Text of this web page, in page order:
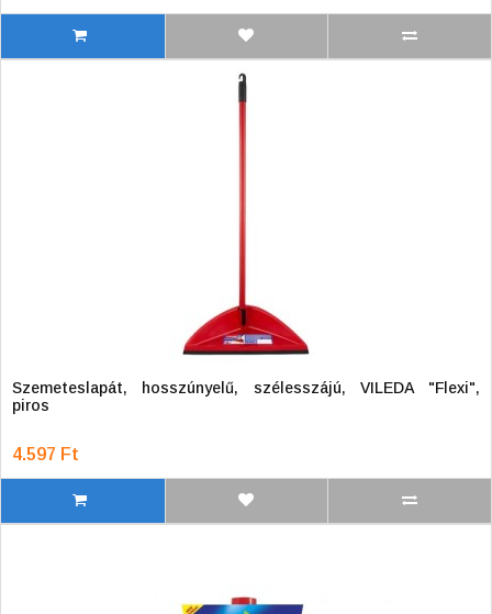
Szemeteslapát, hosszúnyelű, szélesszájú, VILEDA "Flexi",
piros
4.597 Ft